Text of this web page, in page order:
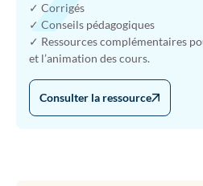
✓ Corrigés
✓ Conseils pédagogiques
✓ Ressources complémentaires
et l’animation des cours.
Consulter la ressource